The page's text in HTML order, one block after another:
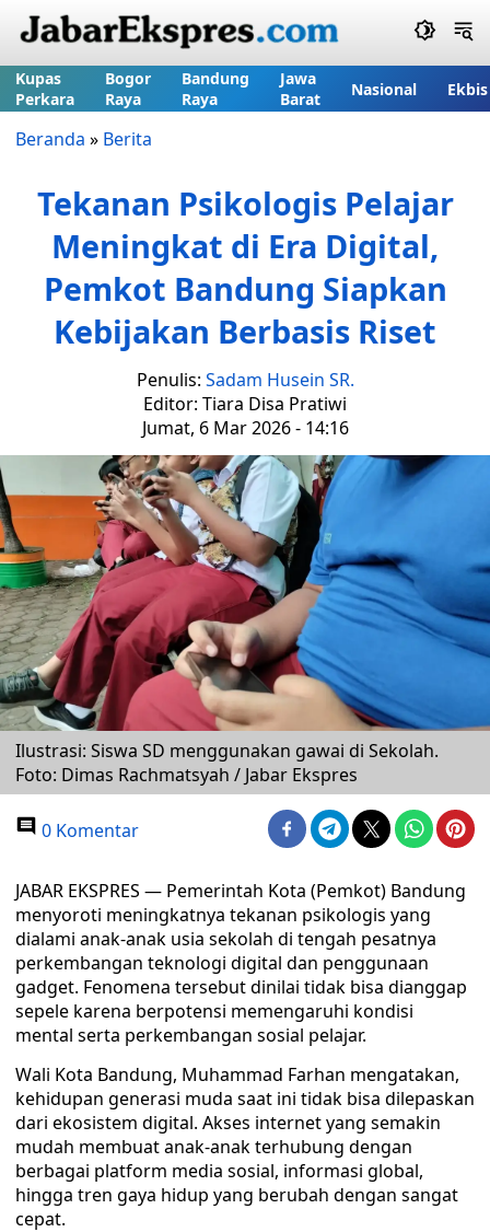
Kupas
Perkara
Bogor
Raya
Bandung
Raya
Jawa
Barat
Nasional Ekbis
Beranda » Berita
Tekanan Psikologis Pelajar
Meningkat di Era Digital,
Pemkot Bandung Siapkan
Kebijakan Berbasis Riset
Penulis: Sadam Husein SR.
Editor: Tiara Disa Pratiwi
Jumat, 6 Mar 2026 - 14:16
Ilustrasi: Siswa SD menggunakan gawai di Sekolah.
Foto: Dimas Rachmatsyah / Jabar Ekspres
0 Komentar
JABAR EKSPRES — Pemerintah Kota (Pemkot) Bandung
menyoroti meningkatnya tekanan psikologis yang
dialami anak-anak usia sekolah di tengah pesatnya
perkembangan teknologi digital dan penggunaan
gadget. Fenomena tersebut dinilai tidak bisa dianggap
sepele karena berpotensi memengaruhi kondisi
mental serta perkembangan sosial pelajar.
Wali Kota Bandung, Muhammad Farhan mengatakan,
kehidupan generasi muda saat ini tidak bisa dilepaskan
dari ekosistem digital. Akses internet yang semakin
mudah membuat anak-anak terhubung dengan
berbagai platform media sosial, informasi global,
hingga tren gaya hidup yang berubah dengan sangat
cepat.